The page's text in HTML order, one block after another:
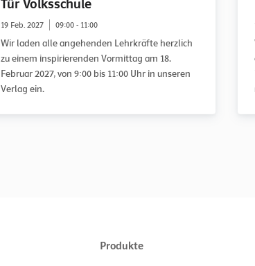
Tür Volksschule
19 Feb. 2027 09:00 - 11:00
Wir laden alle angehenden Lehrkräfte herzlich
zu einem inspirierenden Vormittag am 18.
Februar 2027, von 9:00 bis 11:00 Uhr in unseren
Verlag ein.
Produkte